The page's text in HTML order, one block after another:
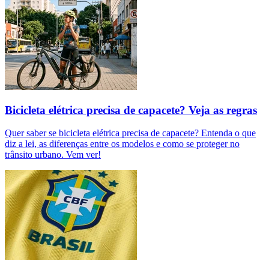
Bicicleta elétrica precisa de capacete? Veja as regras
Quer saber se bicicleta elétrica precisa de capacete? Entenda o que
diz a lei, as diferenças entre os modelos e como se proteger no
trânsito urbano. Vem ver!